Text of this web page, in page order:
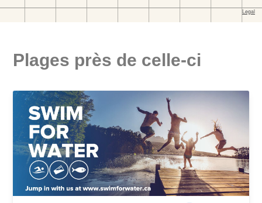
Plages près de celle-ci